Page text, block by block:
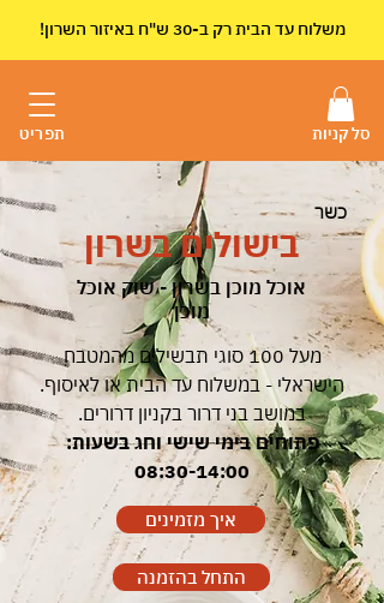
סל קניות תפריט
!משלוח עד הבית רק ב-30 ש"ח באיזור השרון
כשר
בישולים בשרון
אוכל מוכן בשרון - שוק אוכל
מוכן
מעל 100 סוגי תבשילים מהמטבח
הישראלי - במשלוח עד הבית או לאיסוף.
במושב בני דרור בקניון דרורים.
פתוחים בימי שישי וחג בשעות:
08:30-14:00
איך מזמינים
התחל בהזמנה